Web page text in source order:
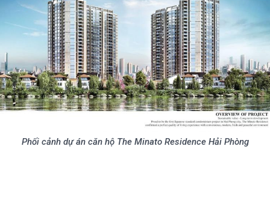
Phối cảnh dự án căn hộ The Minato Residence Hải Phòng